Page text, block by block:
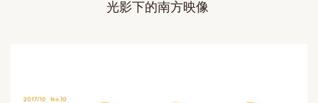
光影下的南方映像